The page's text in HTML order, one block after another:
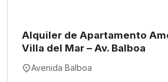
Alquiler de Apartamento
Villa del Mar – Av. Balboa
Avenida Balboa